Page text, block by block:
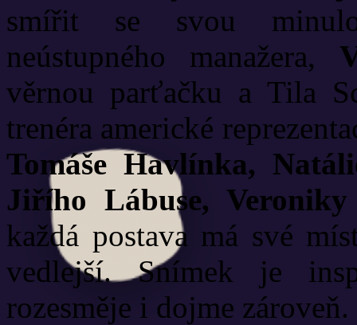
smířit se svou
neústupného manažera,
věrnou parťačku a Tila
trenéra americké
Tomáše Havlínka,
Jiřího Lábuse, Veroniky
každá postava má své
vedlejší. Snímek je
rozesměje i dojme zároveň.